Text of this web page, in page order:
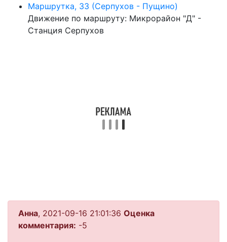
Маршрутка, 33 (Серпухов - Пущино)
Движение по маршруту: Микрорайон "Д" -
Станция Серпухов
Анна, 2021-09-16 21:01:36 Оценка
комментария: -5